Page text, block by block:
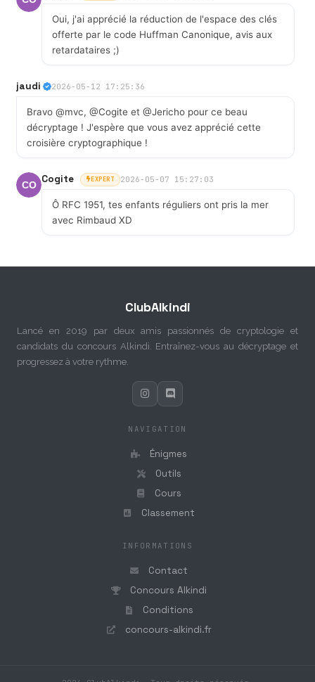
Oui, j'ai apprécié la réduction de l'espace des clés
offerte par le code Huffman Canonique, avis aux
retardataires ;)
jaudi 2026-05-12 17:25:36
Bravo @mvc, @Cogite et @Jericho pour ce beau
décryptage ! J'espère que vous avez apprécié cette
croisière cryptographique !
Cogite EXPERT 2026-05-07 15:27:03
Ô RFC 1951, tes enfants réguliers ont pris la mer
avec Rimbaud XD
ClubAlkindi
Lancé en 2019 par deux amis passionnés de cryptologie et
candidats du concours Alkindi. Entraînez-vous au décryptage et
progressez à votre rythme.
NAVIGATION
Énigmes
Outils
Cours
Classement
INFORMATIONS
Contact
Concours Alkindi
Conditions
concours-alkindi.fr